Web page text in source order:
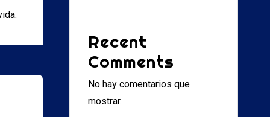
Recent
Comments
No hay comentarios que
mostrar.